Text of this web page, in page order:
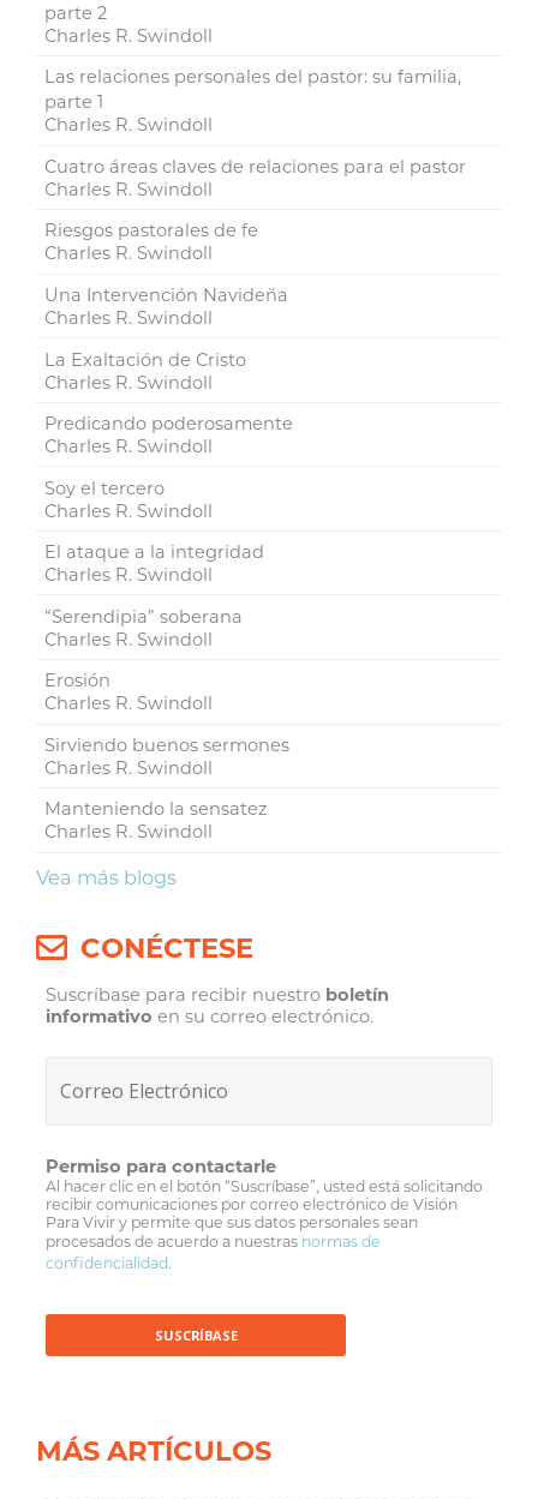
parte 2
Charles R. Swindoll
Las relaciones personales del pastor: su familia,
parte 1
Charles R. Swindoll
Cuatro áreas claves de relaciones para el pastor
Charles R. Swindoll
Riesgos pastorales de fe
Charles R. Swindoll
Una Intervención Navideña
Charles R. Swindoll
La Exaltación de Cristo
Charles R. Swindoll
Predicando poderosamente
Charles R. Swindoll
Soy el tercero
Charles R. Swindoll
El ataque a la integridad
Charles R. Swindoll
“Serendipia” soberana
Charles R. Swindoll
Erosión
Charles R. Swindoll
Sirviendo buenos sermones
Charles R. Swindoll
Manteniendo la sensatez
Charles R. Swindoll
Vea más blogs
CONÉCTESE
Suscríbase para recibir nuestro boletín
informativo en su correo electrónico.
Permiso para contactarle
Al hacer clic en el botón “Suscríbase”, usted está solicitando
recibir comunicaciones por correo electrónico de Visión
Para Vivir y permite que sus datos personales sean
procesados de acuerdo a nuestras normas de
confidencialidad.
MÁS ARTÍCULOS